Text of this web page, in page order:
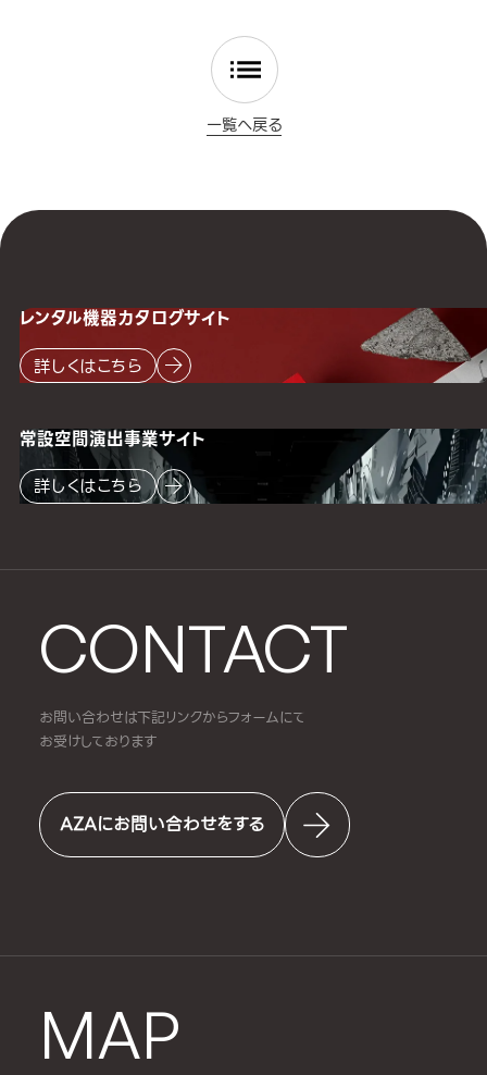
一覧へ戻る
CONTACT
お問い合わせは下記リンクからフォームにて
お受けしております
AZAにお問い合わせをする
MAP
レンタル機器カタログサイト
詳しくはこちら
常設空間演出事業サイト
詳しくはこちら